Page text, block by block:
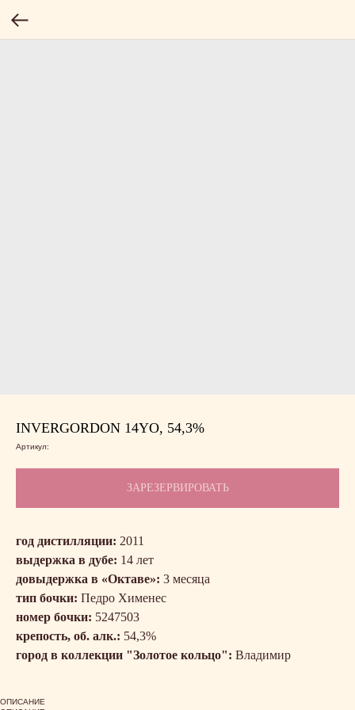
INVERGORDON 14YO, 54,3%
Артикул:
ЗАРЕЗЕРВИРОВАТЬ
год дистилляции: 2011
выдержка в дубе: 14 лет
довыдержка в «Октаве»: 3 месяца
тип бочки: Педро Хименес
номер бочки: 5247503
крепость, об. алк.: 54,3%
город в коллекции "Золотое кольцо": Владимир
ОПИСАНИЕ